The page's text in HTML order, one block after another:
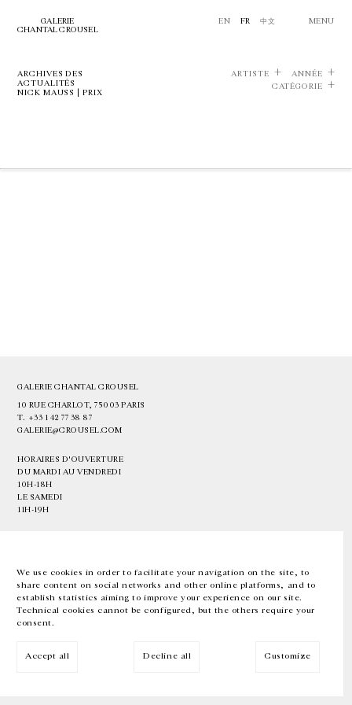
We use cookies in order to facilitate your navigation on the site, to
share content on social networks and other online platforms, and to
establish statistics aiming to improve your experience on our site.
Technical cookies cannot be configured, but the others require your
consent.
Accept all Decline all Customize
GALERIE
CHANTAL CROUSEL
EN FR 中文 MENU
ARCHIVES DES
ACTUALITÉS
NICK MAUSS | PRIX
ARTISTE
ANNÉE
CATÉGORIE
GALERIE CHANTAL CROUSEL
10 RUE CHARLOT, 75003 PARIS
T. +33 1 42 77 38 87
GALERIE@CROUSEL.COM
HORAIRES D'OUVERTURE
DU MARDI AU VENDREDI
10H-18H
LE SAMEDI
11H-19H
EN FR 中文 Facebook Instagram
Inscrivez-vous à notre newsletter